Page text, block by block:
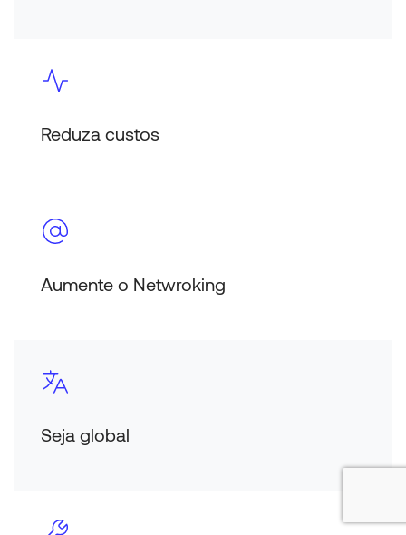
Reduza custos
Aumente o Netwroking
Seja global